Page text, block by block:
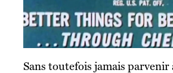
Sans toutefois jamais parvenir à blanchir cette